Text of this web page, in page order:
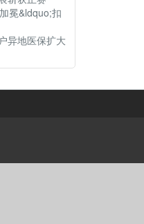
冕&ldquo;扣
异地医保扩大